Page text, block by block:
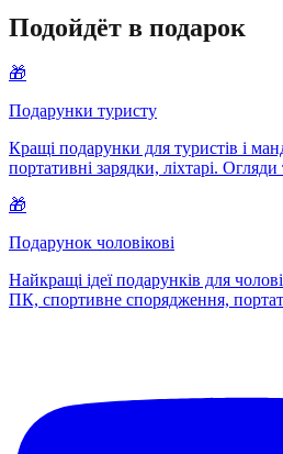
Подойдёт в подарок
🎁
Подарунки туристу
Кращі подарунки для туристів і
портативні зарядки, ліхтарі.
🎁
Подарунок чоловікові
Найкращі ідеї подарунків для
ПК, спортивне спорядження,